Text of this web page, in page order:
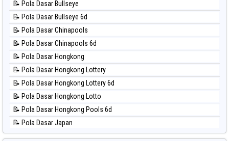
⚽ Bola Hitam Taiwan
📊 Statistik Magnum Cambodia
📊 Statistik Nagoya
📊 Statistik New York Midday
📊 Statistik North Carolina Day
📊 Statistik Pcso
📊 Statistik Pennsylvania Day
📊 Statistik Sao Paulo
📊 Statistik Singapore
📊 Statistik Sydney
📊 Statistik Sydney Lottery
📝 Pola Dasar Bullseye
📝 Pola Dasar Bullseye 6d
📝 Pola Dasar Chinapools
📝 Pola Dasar Chinapools 6d
📝 Pola Dasar Hongkong
📝 Pola Dasar Hongkong Lottery
📝 Pola Dasar Hongkong Lottery 6d
📝 Pola Dasar Hongkong Lotto
📝 Pola Dasar Hongkong Pools 6d
📝 Pola Dasar Japan
📝 Pola Dasar Japan 6d